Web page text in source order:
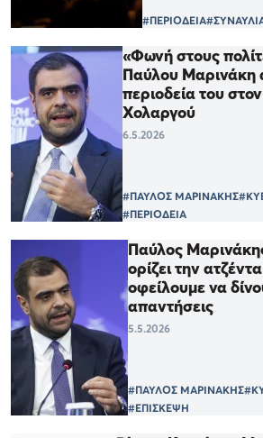
#ΠΕΡΙΟΔΕΙΑ
«Φωνή στους
Παύλου Μαρινάκη
περιοδεία του
Χολαργού
6.5.2026
#ΠΑΥΛΟΣ ΜΑΡΙΝΑΚΗΣ
#ΠΕΡΙΟΔΕΙΑ
Παύλος
ορίζει την
οφείλουμε να
απαντήσεις
5.5.2026
#ΠΑΥΛΟΣ ΜΑΡΙΝΑΚΗΣ
#ΕΠΙΣΚΕΨΗ